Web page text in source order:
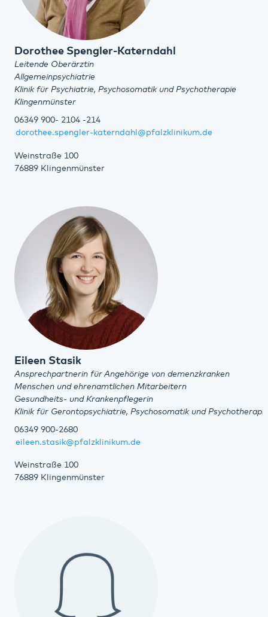
Dorothee Spengler-Katerndahl
Leitende Oberärztin
Allgemeinpsychiatrie
Klinik für Psychiatrie, Psychosomatik und Psychotherapie
Klingenmünster
06349 900- 2104 -214
dorothee.spengler-katerndahl@pfalzklinikum.de
Weinstraße 100
76889 Klingenmünster
Eileen Stasik
Ansprechpartnerin für Angehörige von demenzkranken
Menschen und ehrenamtlichen Mitarbeitern
Gesundheits- und Krankenpflegerin
Klinik für Gerontopsychiatrie, Psychosomatik und Psychotherapie
06349 900-2680
eileen.stasik@pfalzklinikum.de
Weinstraße 100
76889 Klingenmünster